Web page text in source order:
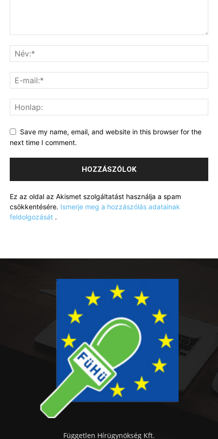
Save my name, email, and website in this browser for the
next time I comment.
Ez az oldal az Akismet szolgáltatást használja a spam
csökkentésére. Ismerje meg a hozzászólás adatainak
feldolgozását .
Független Hírügynökség Kft.